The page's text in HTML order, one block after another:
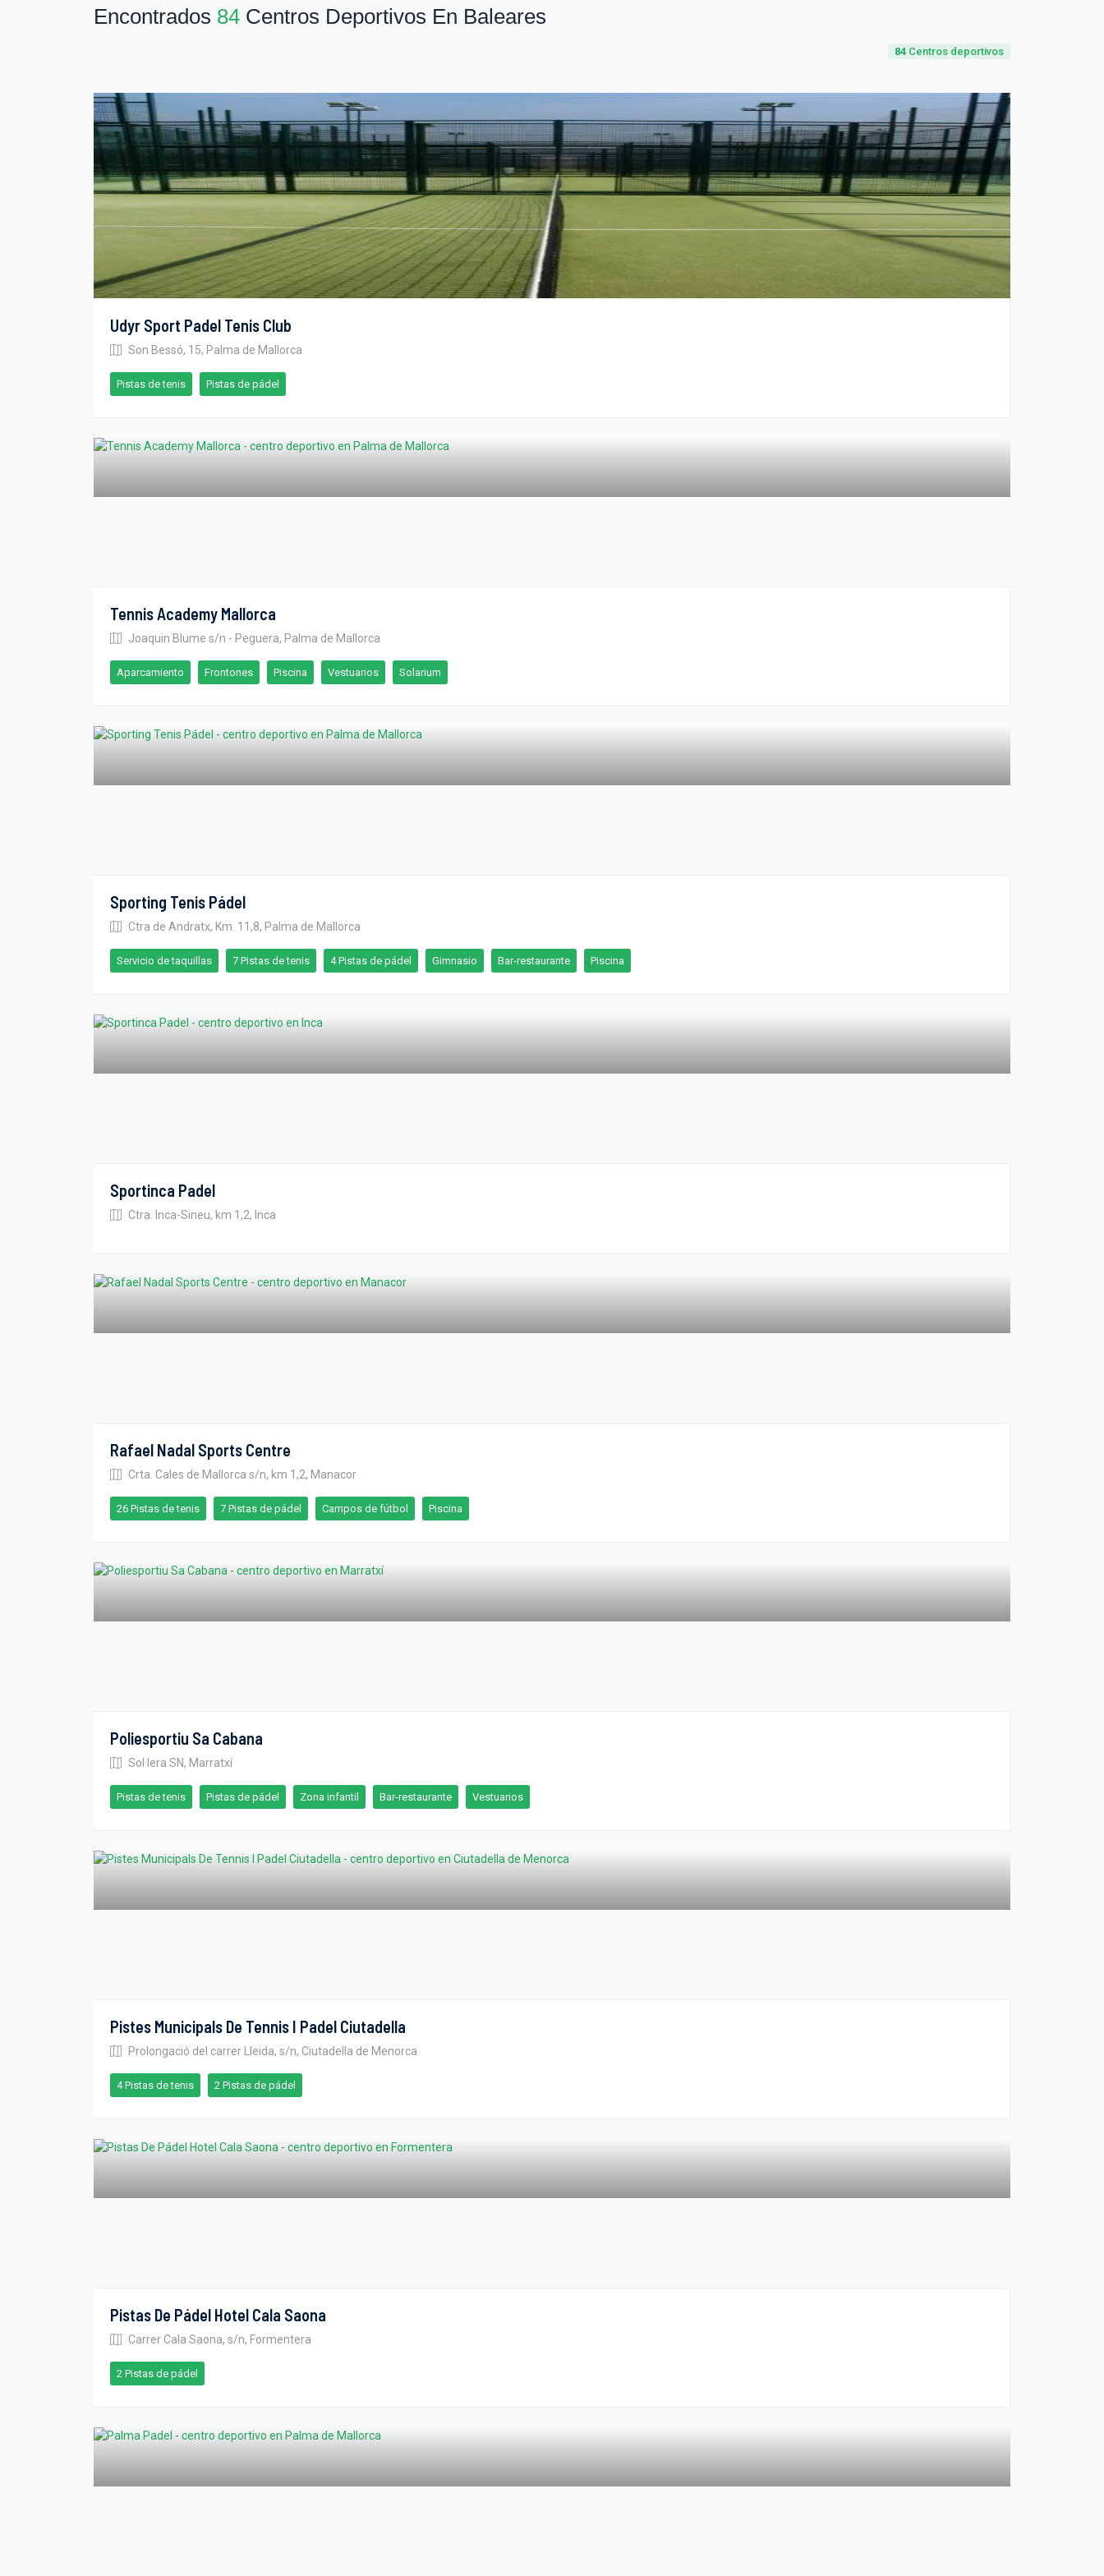
Encontrados 84 Centros Deportivos En Baleares
84 Centros deportivos
Udyr Sport Padel Tenis Club
Son Bessó, 15, Palma de Mallorca
Pistas de tenis Pistas de pádel
Tennis Academy Mallorca
Joaquin Blume s/n - Peguera, Palma de Mallorca
Aparcamiento Frontones Piscina Vestuarios Solarium
Sporting Tenis Pádel
Ctra de Andratx, Km. 11,8, Palma de Mallorca
Servicio de taquillas 7 Pistas de tenis 4 Pistas de pádel Gimnasio Bar-restaurante Piscina
Sportinca Padel
Ctra. Inca-Sineu, km 1,2, Inca
Rafael Nadal Sports Centre
Crta. Cales de Mallorca s/n, km 1,2, Manacor
26 Pistas de tenis 7 Pistas de pádel Campos de fútbol Piscina
Poliesportiu Sa Cabana
Sol·lera SN, Marratxí
Pistas de tenis Pistas de pádel Zona infantil Bar-restaurante Vestuarios
Pistes Municipals De Tennis I Padel Ciutadella
Prolongació del carrer Lleida, s/n, Ciutadella de Menorca
4 Pistas de tenis 2 Pistas de pádel
Pistas De Pádel Hotel Cala Saona
Carrer Cala Saona, s/n, Formentera
2 Pistas de pádel